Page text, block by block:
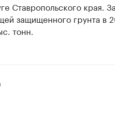
Ставропольского края.
защищенного грунта в
тонн.